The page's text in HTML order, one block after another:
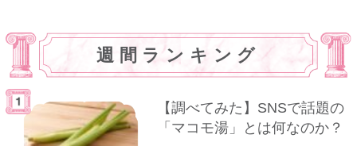
週間ランキング
【調べてみた】SNSで話題の
「マコモ湯」とは何なのか？